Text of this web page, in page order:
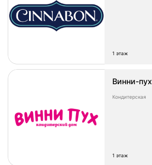
1 этаж
Винни-пух
Кондитерская
1 этаж